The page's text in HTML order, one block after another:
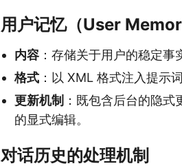
用户记忆（User
内容 ：存储关于用户的稳定事
格式 ：以 XML 格式注入提示词
更新机制 ：既包含后台的隐
的显式编辑。
对话历史的处理机制